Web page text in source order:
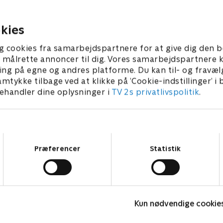
cookies fra samarbejdspartnere for at give dig den
annoncer til dig. Vores samarbejdspartnere
på egne og andres platforme. Du kan til- og
tilbage ved at klikke på ’Cookie-indstillinger’ i
dine oplysninger i TV 2s privatlivspolitik.
Præferencer Statistik
Kun nødvendige
43 min